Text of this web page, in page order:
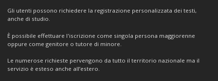
Gli utenti possono richiedere la registrazione personalizzata dei testi,
anche di studio.
È possibile effettuare l'iscrizione come singola persona maggiorenne
oppure come genitore o tutore di minore.
Le numerose richieste pervengono da tutto il territorio nazionale ma il
servizio è esteso anche all’estero.